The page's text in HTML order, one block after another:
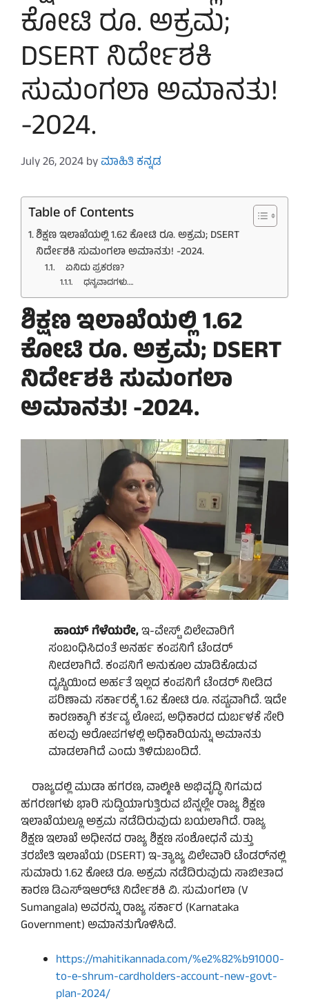
ಕೋಟಿ ರೂ. ಅಕ್ರಮ;
DSERT ನಿರ್ದೇಶಕಿ
ಸುಮಂಗಲಾ ಅಮಾನತು!
-2024.
July 26, 2024byಮಾಹಿತಿ ಕನ್ನಡ
Table of Contents
ಶಿಕ್ಷಣ ಇಲಾಖೆಯಲ್ಲಿ 1.62 ಕೋಟಿ ರೂ. ಅಕ್ರಮ; DSERT
ನಿರ್ದೇಶಕಿ ಸುಮಂಗಲಾ ಅಮಾನತು! -2024.
ಏನಿದು ಪ್ರಕರಣ?
ಧನ್ಯವಾದಗಳು….
ಶಿಕ್ಷಣ ಇಲಾಖೆಯಲ್ಲಿ 1.62
ಕೋಟಿ ರೂ. ಅಕ್ರಮ; DSERT
ನಿರ್ದೇಶಕಿ ಸುಮಂಗಲಾ
ಅಮಾನತು! -2024.
ಹಾಯ್ ಗೆಳೆಯರೇ,ಇ-ವೇಸ್ಟ್‌ ವಿಲೇವಾರಿಗೆ
ಸಂಬಂಧಿಸಿದಂತೆ ಅನರ್ಹ ಕಂಪನಿಗೆ ಟೆಂಡರ್‌
ನೀಡಲಾಗಿದೆ. ಕಂಪನಿಗೆ ಅನುಕೂಲ ಮಾಡಿಕೊಡುವ
ದೃಷ್ಟಿಯಿಂದ ಅರ್ಹತೆ ಇಲ್ಲದ ಕಂಪನಿಗೆ ಟೆಂಡರ್‌ ನೀಡಿದ
ಪರಿಣಾಮ ಸರ್ಕಾರಕ್ಕೆ 1.62 ಕೋಟಿ ರೂ. ನಷ್ಟವಾಗಿದೆ. ಇದೇ
ಕಾರಣಕ್ಕಾಗಿ ಕರ್ತವ್ಯ ಲೋಪ, ಅಧಿಕಾರದ ದುರ್ಬಳಕೆ ಸೇರಿ
ಹಲವು ಆರೋಪಗಳಲ್ಲಿ ಅಧಿಕಾರಿಯನ್ನು ಅಮಾನತು
ಮಾಡಲಾಗಿದೆ ಎಂದು ತಿಳಿದುಬಂದಿದೆ.
ರಾಜ್ಯದಲ್ಲಿ ಮುಡಾ ಹಗರಣ, ವಾಲ್ಮೀಕಿ ಅಭಿವೃದ್ಧಿ ನಿಗಮದ
ಹಗರಣಗಳು ಭಾರಿ ಸುದ್ದಿಯಾಗುತ್ತಿರುವ ಬೆನ್ನಲ್ಲೇ ರಾಜ್ಯ ಶಿಕ್ಷಣ
ಇಲಾಖೆಯಲ್ಲೂ ಅಕ್ರಮ ನಡೆದಿರುವುದು ಬಯಲಾಗಿದೆ. ರಾಜ್ಯ
ಶಿಕ್ಷಣ ಇಲಾಖೆ ಅಧೀನದ ರಾಜ್ಯ ಶಿಕ್ಷಣ ಸಂಶೋಧನೆ ಮತ್ತು
ತರಬೇತಿ ಇಲಾಖೆಯ (DSERT) ಇ-ತ್ಯಾಜ್ಯ ವಿಲೇವಾರಿ ಟೆಂಡರ್‌ನಲ್ಲಿ
ಸುಮಾರು 1.62 ಕೋಟಿ ರೂ. ಅಕ್ರಮ ನಡೆದಿರುವುದು ಸಾಬೀತಾದ
ಕಾರಣ ಡಿಎಸ್‌ಇಆರ್‌ಟಿ ನಿರ್ದೇಶಕಿ ವಿ. ಸುಮಂಗಲಾ (V
Sumangala) ಅವರನ್ನು ರಾಜ್ಯ ಸರ್ಕಾರ (Karnataka
Government) ಅಮಾನತುಗೊಳಿಸಿದೆ.
https://mahitikannada.com/%e2%82%b91000-
to-e-shrum-cardholders-account-new-govt-
plan-2024/